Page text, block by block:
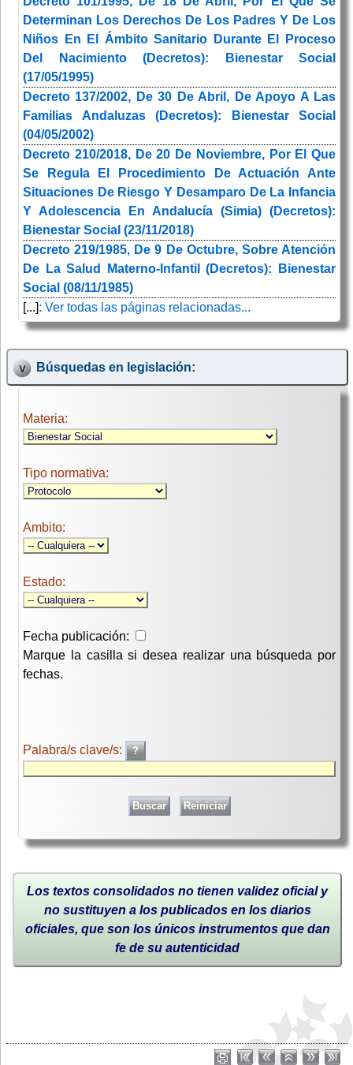
Determinan Los Derechos De Los Padres Y De Los
Niños En El Ámbito Sanitario Durante El Proceso
Del Nacimiento (Decretos): Bienestar Social
(17/05/1995)
Decreto 137/2002, De 30 De Abril, De Apoyo A Las
Familias Andaluzas (Decretos): Bienestar Social
(04/05/2002)
Decreto 210/2018, De 20 De Noviembre, Por El Que
Se Regula El Procedimiento De Actuación Ante
Situaciones De Riesgo Y Desamparo De La Infancia
Y Adolescencia En Andalucía (Simia) (Decretos):
Bienestar Social (23/11/2018)
Decreto 219/1985, De 9 De Octubre, Sobre Atención
De La Salud Materno-Infantil (Decretos): Bienestar
Social (08/11/1985)
[...]: Ver todas las páginas relacionadas...
Búsquedas en legislación:
Materia:
Tipo normativa:
Ambito:
Estado:
Fecha publicación:
Marque la casilla si desea realizar una búsqueda por
fechas.
Palabra/s clave/s:
Los textos consolidados no tienen validez oficial y
no sustituyen a los publicados en los diarios
oficiales, que son los únicos instrumentos que dan
fe de su autenticidad